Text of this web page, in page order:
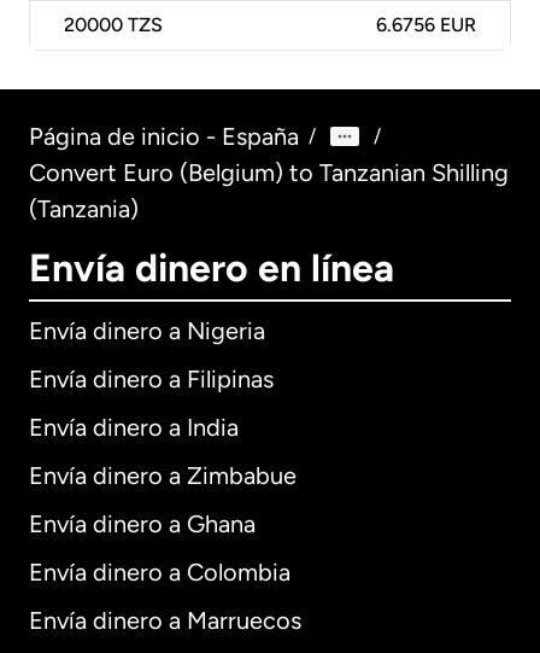
20000 TZS 6.6756 EUR
Página de inicio - España / /
Convert Euro (Belgium) to Tanzanian Shilling
(Tanzania)
Envía dinero en línea
Envía dinero a Nigeria
Envía dinero a Filipinas
Envía dinero a India
Envía dinero a Zimbabue
Envía dinero a Ghana
Envía dinero a Colombia
Envía dinero a Marruecos